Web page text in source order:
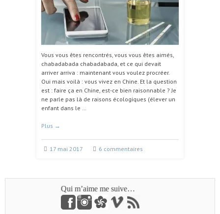
Vous vous êtes rencontrés, vous vous êtes aimés,
chabadabada chabadabada, et ce qui devait
arriver arriva : maintenant vous voulez procréer.
Oui mais voilà : vous vivez en Chine. Et la question
est : faire ça en Chine, est-ce bien raisonnable ? Je
ne parle pas là de raisons écologiques (élever un
enfant dans le …
Plus →
17 mai 2017 6 commentaires
Qui m’aime me suive…